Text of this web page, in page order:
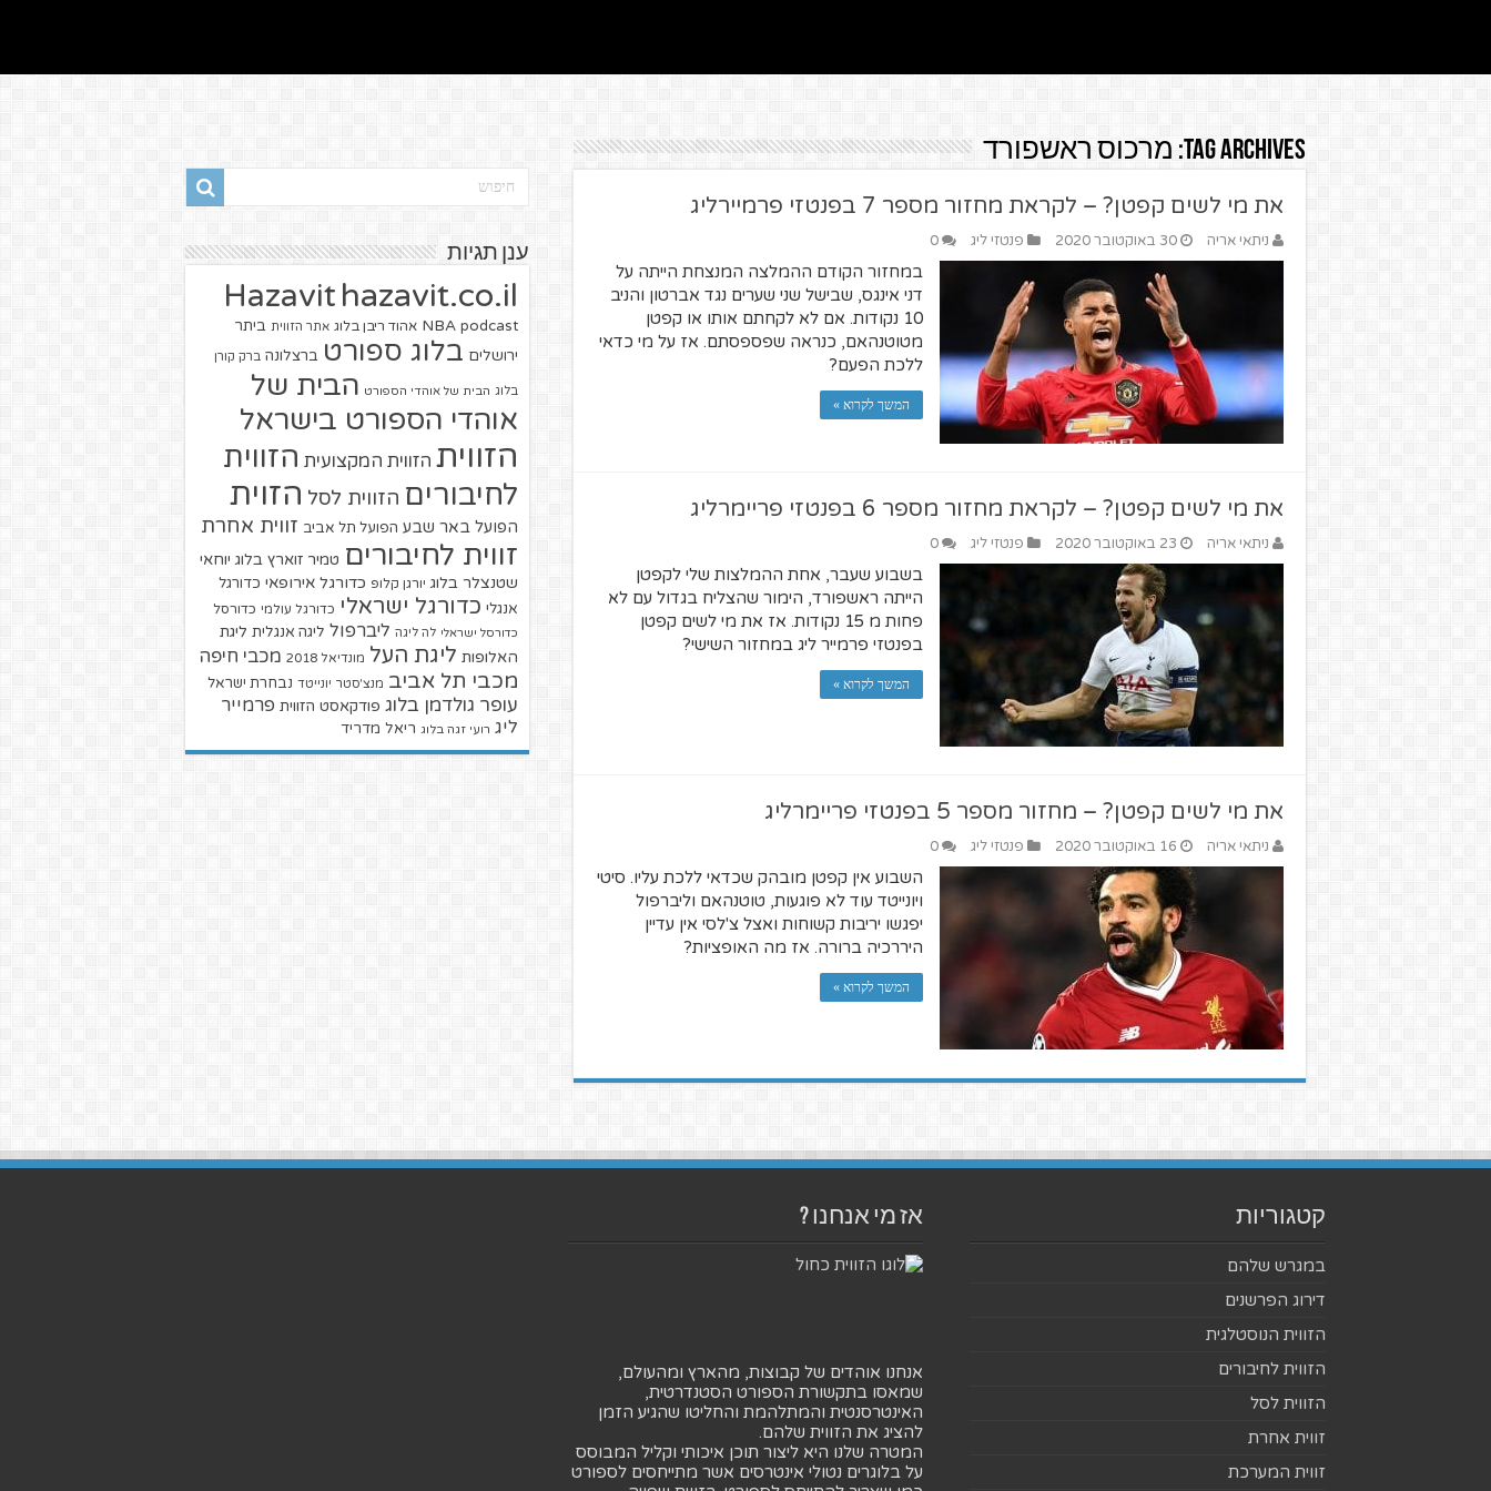
Tag Archives: מרכוס ראשפורד
את מי לשים קפטן? – לקראת מחזור מספר 7 בפנטזי פרמיירליג
ניתאי אריה 30 באוקטובר 2020 פנטזי ליג 0
במחזור הקודם ההמלצה המנצחת הייתה על
דני אינגס, שבישל שני שערים נגד אברטון והניב
10 נקודות. אם לא לקחתם אותו או קפטן
מטוטנהאם, כנראה שפספסתם. אז על מי כדאי
ללכת הפעם?
המשך לקרוא »
את מי לשים קפטן? – לקראת מחזור מספר 6 בפנטזי פריימרליג
ניתאי אריה 23 באוקטובר 2020 פנטזי ליג 0
בשבוע שעבר, אחת ההמלצות שלי לקפטן
הייתה ראשפורד, הימור שהצליח בגדול עם לא
פחות מ 15 נקודות. אז את מי לשים קפטן
בפנטזי פרמייר ליג במחזור השישי?
המשך לקרוא »
את מי לשים קפטן? – מחזור מספר 5 בפנטזי פריימרליג
ניתאי אריה 16 באוקטובר 2020 פנטזי ליג 0
השבוע אין קפטן מובהק שכדאי ללכת עליו. סיטי
ויונייטד עוד לא פוגעות, טוטנהאם וליברפול
יפגשו יריבות קשוחות ואצל צ'לסי אין עדיין
היררכיה ברורה. אז מה האופציות?
המשך לקרוא »
ענן תגיות
Hazavit hazavit.co.il
NBA podcast אהוד ריבן בלוג אתר הזווית ביתר
ירושלים בלוג ספורט ברצלונה ברק קורן
בלוג הבית של אוהדי הספורט הבית של
אוהדי הספורט בישראל
הזווית הזווית המקצועית הזווית
לחיבורים הזווית לסל הזוית
הפועל באר שבע הפועל תל אביב זווית אחרת
זווית לחיבורים טמיר זוארץ בלוג יוחאי
שטנצלר בלוג יורגן קלופ כדורגל אירופאי כדורגל
אנגלי כדורגל ישראלי כדורגל עולמי כדורסל
כדורסל ישראלי לה ליגה ליברפול ליגה אנגלית ליגת
האלופות ליגת העל מונדיאל 2018 מכבי חיפה
מכבי תל אביב מנצ'סטר יונייטד נבחרת ישראל
עופר גולדמן בלוג פודקאסט הזווית פרמייר
ליג רועי זגה בלוג ריאל מדריד
קטגוריות
במגרש שלהם
דירוג הפרשנים
הזווית הנוסטלגית
הזווית לחיבורים
הזווית לסל
זווית אחרת
זווית המערכת
אז מי אנחנו ?
אנחנו אוהדים של קבוצות, מהארץ ומהעולם,
שמאסו בתקשורת הספורט הסטנדרטית,
האינטרסנטית והמתלהמת והחליטו שהגיע הזמן
להציג את הזווית שלהם.
המטרה שלנו היא ליצור תוכן איכותי וקליל המבוסס
על בלוגרים נטולי אינטרסים אשר מתייחסים לספורט